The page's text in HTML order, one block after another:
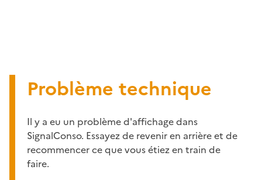
Problème technique
Il y a eu un problème d'affichage dans
SignalConso. Essayez de revenir en arrière et de
recommencer ce que vous étiez en train de
faire.